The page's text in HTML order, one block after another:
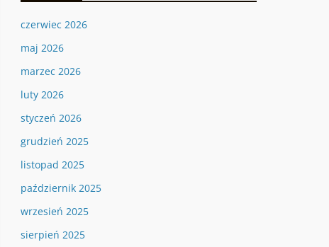
czerwiec 2026
maj 2026
marzec 2026
luty 2026
styczeń 2026
grudzień 2025
listopad 2025
październik 2025
wrzesień 2025
sierpień 2025